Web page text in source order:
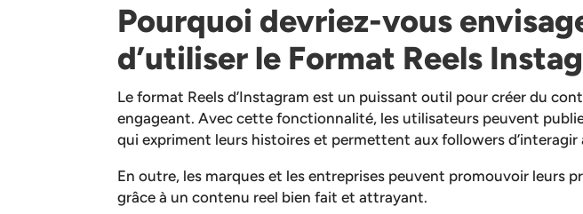
Pourquoi devriez-vous
d’utiliser le Format Reels
Le format Reels d’Instagram est un puissant outil pour créer du
engageant. Avec cette fonctionnalité, les utilisateurs peuvent
qui expriment leurs histoires et permettent aux followers d’interagir
En outre, les marques et les entreprises peuvent promouvoir leurs
grâce à un contenu reel bien fait et attrayant.